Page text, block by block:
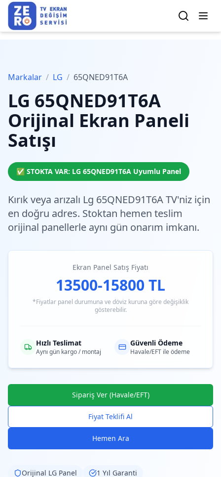
Markalar / LG / 65QNED91T6A
LG 65QNED91T6A
Orijinal Ekran Paneli
Satışı
✅ STOKTA VAR: LG 65QNED91T6A Uyumlu Panel
Kırık veya arızalı Lg 65QNED91T6A TV'niz için
en doğru adres. Stoktan hemen teslim
orijinal panellerle aynı gün onarım imkanı.
Ekran Panel Satış Fiyatı
13500-15800 TL
*Fiyatlar panel durumuna ve döviz kuruna göre değişiklik
gösterebilir.
Hızlı Teslimat
Aynı gün kargo / montaj
Güvenli Ödeme
Havale/EFT ile ödeme
Sipariş Ver (Havale/EFT)
Fiyat Teklifi Al
Hemen Ara
Orijinal LG Panel
1 Yıl Garanti